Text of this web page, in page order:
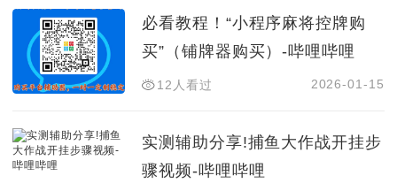
必看教程！“小程序麻将控牌购
买”（铺牌器购买）-哔哩哔哩
12人看过 2026-01-15
实测辅助分享!捕鱼大作战开挂步
骤视频-哔哩哔哩